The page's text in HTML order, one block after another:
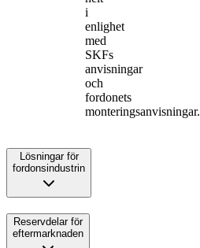
i
enlighet
med
SKFs
anvisningar
och
fordonets
monteringsanvisningar.
Lösningar för
fordonsindustrin
Reservdelar för
eftermarknaden